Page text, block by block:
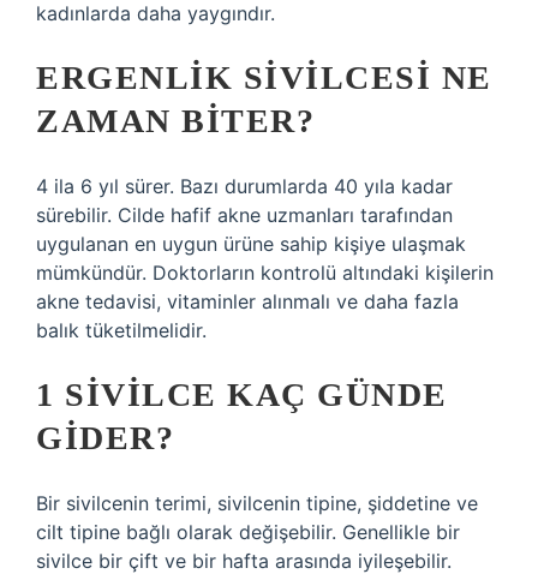
kadınlarda daha yaygındır.
ERGENLIK SIVILCESI NE
ZAMAN BITER?
4 ila 6 yıl sürer. Bazı durumlarda 40 yıla kadar
sürebilir. Cilde hafif akne uzmanları tarafından
uygulanan en uygun ürüne sahip kişiye ulaşmak
mümkündür. Doktorların kontrolü altındaki kişilerin
akne tedavisi, vitaminler alınmalı ve daha fazla
balık tüketilmelidir.
1 SIVILCE KAÇ GÜNDE
GIDER?
Bir sivilcenin terimi, sivilcenin tipine, şiddetine ve
cilt tipine bağlı olarak değişebilir. Genellikle bir
sivilce bir çift ve bir hafta arasında iyileşebilir.